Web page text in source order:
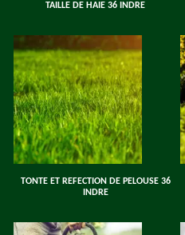
TAILLE DE HAIE 36 INDRE
TONTE ET REFECTION DE PELOUSE 36
INDRE